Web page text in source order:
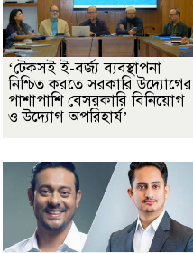
‘টেকসই ই-বর্জ্য ব্যবস্থাপনা
নিশ্চিত করতে সরকারি উদ্যোগের
পাশাপাশি বেসরকারি বিনিয়োগ
ও উদ্যোগ অপরিহার্য’